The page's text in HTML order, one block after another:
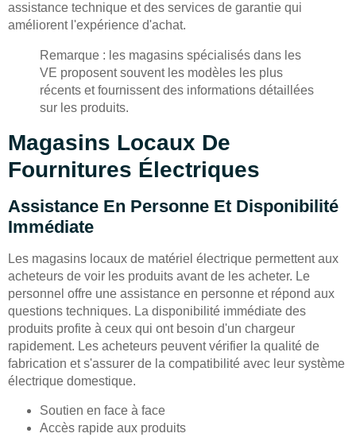
assistance technique et des services de garantie qui
améliorent l'expérience d'achat.
Remarque : les magasins spécialisés dans les
VE proposent souvent les modèles les plus
récents et fournissent des informations détaillées
sur les produits.
Magasins Locaux De
Fournitures Électriques
Assistance En Personne Et Disponibilité
Immédiate
Les magasins locaux de matériel électrique permettent aux
acheteurs de voir les produits avant de les acheter. Le
personnel offre une assistance en personne et répond aux
questions techniques. La disponibilité immédiate des
produits profite à ceux qui ont besoin d'un chargeur
rapidement. Les acheteurs peuvent vérifier la qualité de
fabrication et s'assurer de la compatibilité avec leur système
électrique domestique.
Soutien en face à face
Accès rapide aux produits